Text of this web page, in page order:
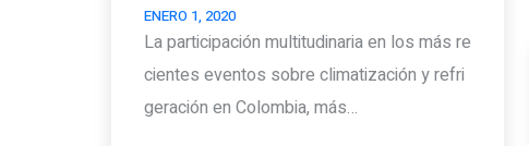
ENERO 1, 2020
La participación multitudinaria en los más re
cientes eventos sobre climatización y refri
geración en Colombia, más…